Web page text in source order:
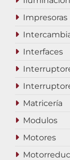
Impresoras
Interfaces
Matricería
Modulos
Motores